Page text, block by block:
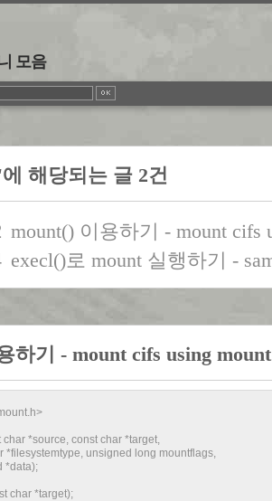
모음
해당되는 글 2건
mount() 이용하기 - mount cifs
execl()로 mount 실행하기 -
하기 - mount cifs using
*source, const char *target,
unsigned long mountflags,
char *target);